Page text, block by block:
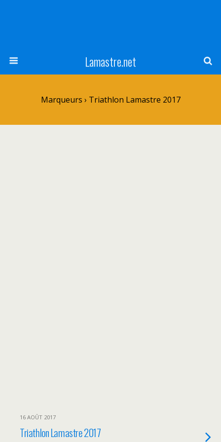
Lamastre.net
Marqueurs › Triathlon Lamastre 2017
16 AOÛT 2017
Triathlon Lamastre 2017